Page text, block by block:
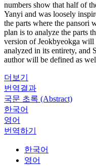
numbers show that half of
Yanyi and was loosely
the parts where the pansori
plan is to analyze the parts
version of Jeokbyeokga will
analyzed in its entirety, and
author will be defined as
더보기
번역결과
국문 초록 (Abstract)
한국어
영어
번역하기
한국어
영어